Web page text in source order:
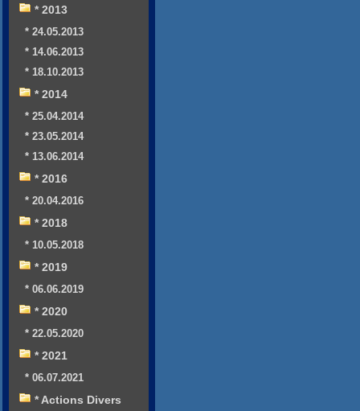
* 2013
* 24.05.2013
* 14.06.2013
* 18.10.2013
* 2014
* 25.04.2014
* 23.05.2014
* 13.06.2014
* 2016
* 20.04.2016
* 2018
* 10.05.2018
* 2019
* 06.06.2019
* 2020
* 22.05.2020
* 2021
* 06.07.2021
* Actions Divers